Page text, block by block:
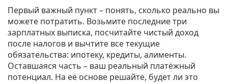
Первый важный пункт – понять, сколько реально вы
можете потратить. Возьмите последние три
зарплатных выписка, посчитайте чистый доход
после налогов и вычтите все текущие
обязательства: ипотеку, кредиты, алименты.
Оставшаяся часть – ваш реальный платёжный
потенциал. На её основе решайте, будет ли это